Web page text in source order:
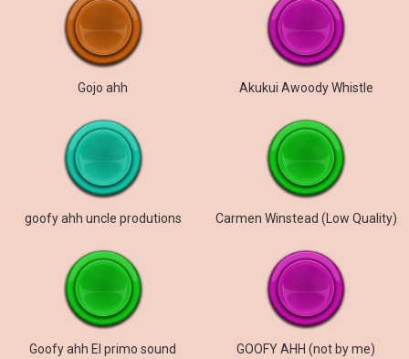
Gojo ahh Akukui Awoody Whistle
goofy ahh uncle produtions Carmen Winstead (Low Quality)
Goofy ahh El primo sound GOOFY AHH (not by me)